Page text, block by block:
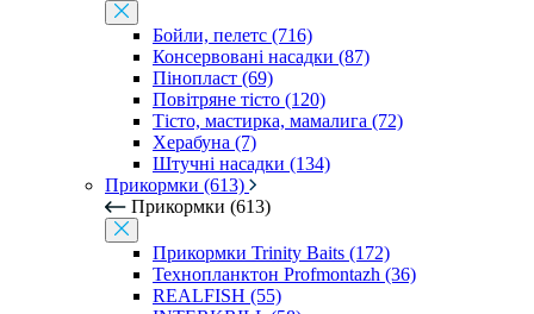
Бойли, пелетс (716)
Консервовані насадки (87)
Пінопласт (69)
Повітряне тісто (120)
Тісто, мастирка, мамалига (72)
Херабуна (7)
Штучні насадки (134)
Прикормки (613)
Прикормки (613)
Прикормки Trinity Baits (172)
Технопланктон Profmontazh (36)
REALFISH (55)